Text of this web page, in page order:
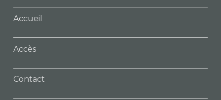
Accueil
Accès
Contact